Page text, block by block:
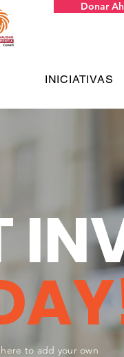
Donar
INICIATIVAS
to add your own